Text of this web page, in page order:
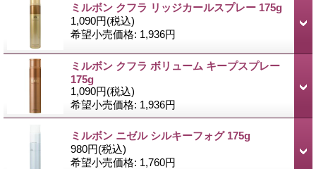
ミルボン クフラ リッジカールスプレー 175g
1,090円(税込)
希望小売価格: 1,936円
ミルボン クフラ ボリューム キープスプレー
175g
1,090円(税込)
希望小売価格: 1,936円
ミルボン ニゼル シルキーフォグ 175g
980円(税込)
希望小売価格: 1,760円